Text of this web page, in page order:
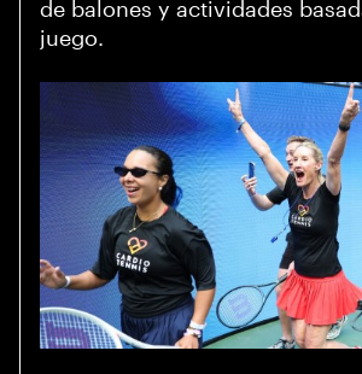
de balones y actividades
juego.